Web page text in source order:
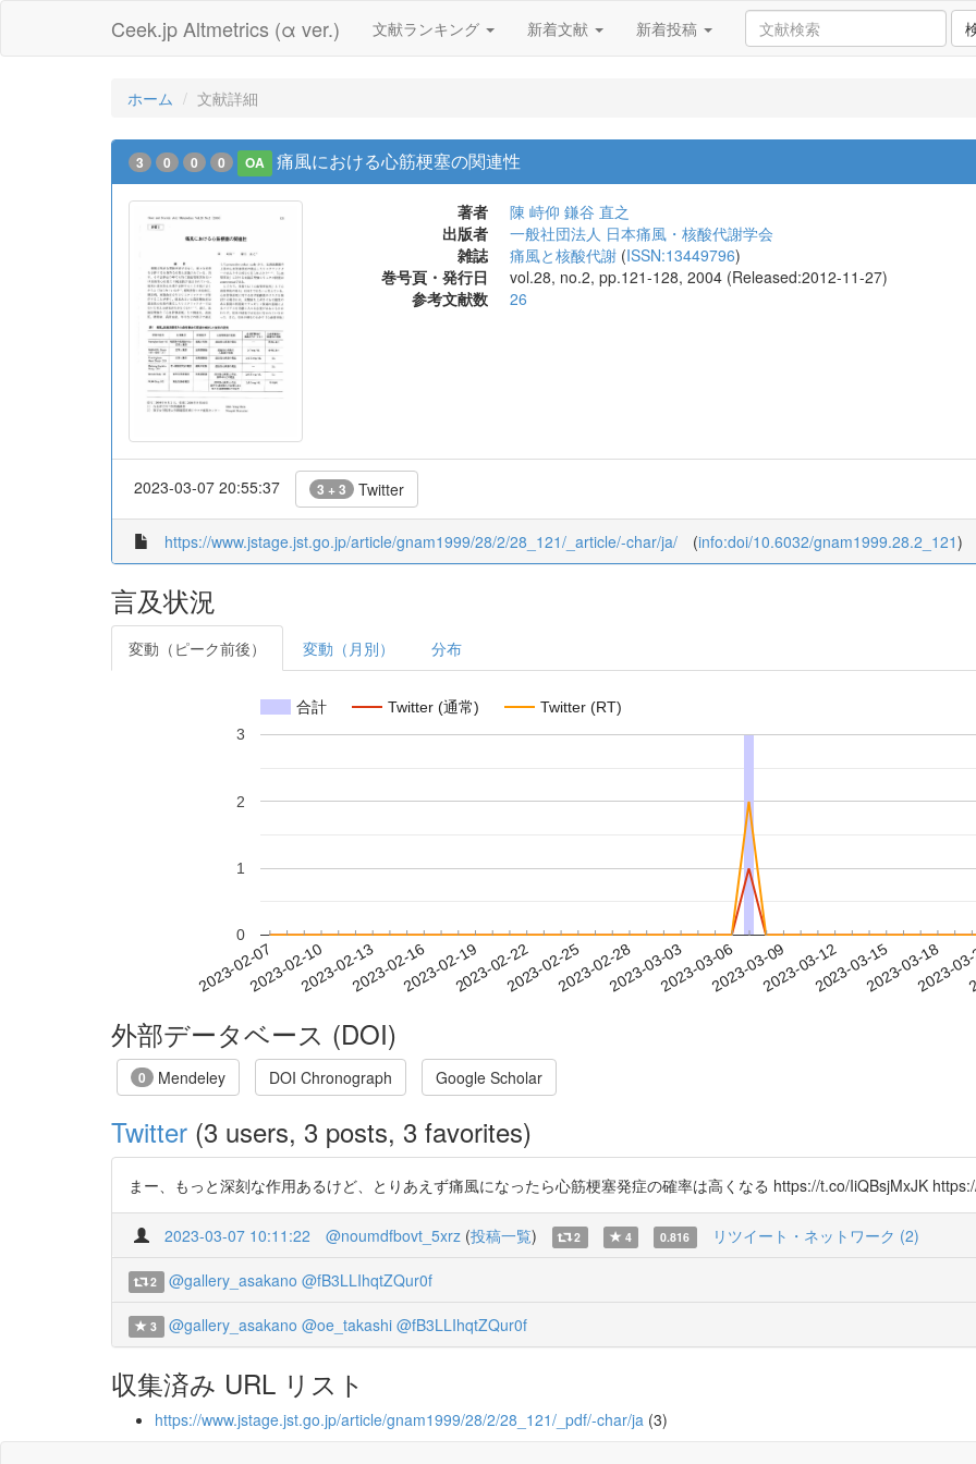
Ceek.jp Altmetrics (α ver.) 文献ランキング 新着文献 新着投稿
ホーム 文献詳細
3 0 0 0 OA 痛風における心筋梗塞の関連性
著者 陳 峙仰 鎌谷 直之
出版者
一般社団法人 日本痛風・核酸代謝学会
雑誌
痛風と核酸代謝 (ISSN:13449796)
巻号頁・発行日
vol.28, no.2, pp.121-128, 2004 (Released:2012-11-27)
参考文献数
26
2023-03-07 20:55:37 3 + 3 Twitter
https://www.jstage.jst.go.jp/article/gnam1999/28/2/28_121/_article/-char/ja/ (info:doi/10.6032/gnam1999.28.2_121)
言及状況
変動（ピーク前後） 変動（月別） 分布
合計 Twitter (通常) Twitter (RT)
2023-02-072023-02-102023-02-132023-02-162023-02-192023-02-222023-02-252023-02-282023-03-032023-03-062023-03-092023-03-122023-03-152023-03-18
2023-
0
1
2
3
外部データベース (DOI)
0 Mendeley DOI Chronograph Google Scholar
Twitter (3 users, 3 posts, 3 favorites)
まー、もっと深刻な作用あるけど、とりあえず痛風になったら心筋梗塞発症の確率は高くなる https://t.co/IiQBsjMxJK
2023-03-07 10:11:22 @noumdfbovt_5xrz (投稿一覧) 2 4 0.816 リツイート・ネットワーク (2)
2 @gallery_asakano @fB3LLIhqtZQur0f
3 @gallery_asakano @oe_takashi @fB3LLIhqtZQur0f
収集済み URL リスト
https://www.jstage.jst.go.jp/article/gnam1999/28/2/28_121/_pdf/-char/ja (3)